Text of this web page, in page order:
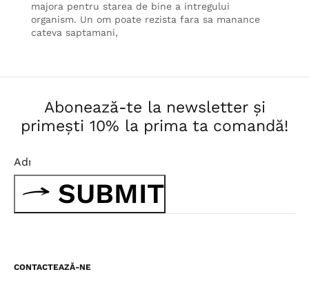
majora pentru starea de bine a intregului
organism. Un om poate rezista fara sa manance
cateva saptamani,
Abonează-te la newsletter și
primești 10% la prima ta comandă!
SUBMIT
CONTACTEAZĂ-NE